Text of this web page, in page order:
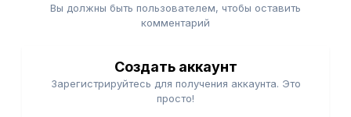
Вы должны быть пользователем, чтобы оставить
комментарий
Создать аккаунт
Зарегистрируйтесь для получения аккаунта. Это
просто!